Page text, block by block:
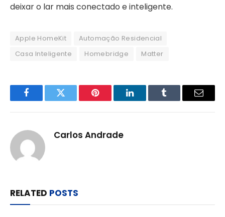
deixar o lar mais conectado e inteligente.
Apple HomeKit
Automação Residencial
Casa Inteligente
Homebridge Matter
FacebookTwitter Pinterest LinkedInTumblr Email
Carlos Andrade
RELATED POSTS